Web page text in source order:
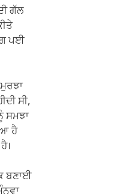
ਗੱਲ
ਪਈ
ਸੀ,
ਸਮਝਾ
ਹੈ
ਬਣਾਈ